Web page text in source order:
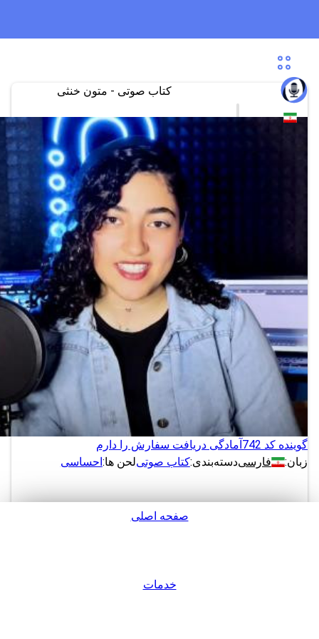
کتاب صوتی - متون خنثی
گوینده کد 742
آمادگی دریافت سفارش را دارم
زبان:
فارسیدسته‌بندی:کتاب صوتیلحن ها:احساسی
صفحه اصلی
خدمات